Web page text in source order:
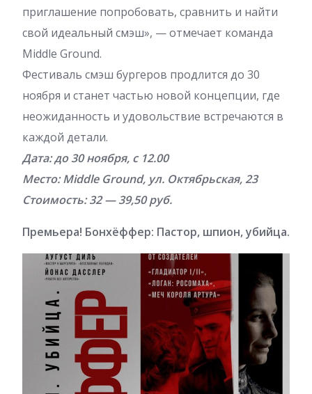
приглашение попробовать, сравнить и найти
свой идеальный смэш», — отмечает команда
Middle Ground.
Фестиваль смэш бургеров продлится до 30
ноября и станет частью новой концепции, где
неожиданность и удовольствие встречаются в
каждой детали.
Дата: до 30 ноября, с 12.00
Место: Middle Ground, ул. Октябрьская, 23
Стоимость: 32 — 39,50 руб.
Премьера! Бонхёффер: Пастор, шпион, убийца.